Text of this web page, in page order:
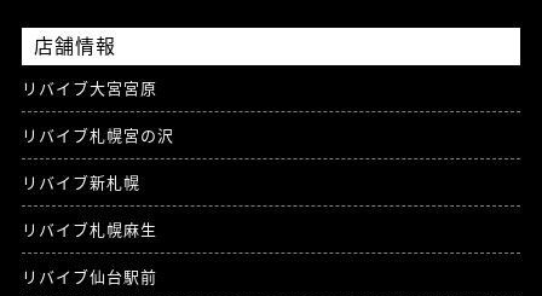
店舗情報
リバイブ大宮宮原
リバイブ札幌宮の沢
リバイブ新札幌
リバイブ札幌麻生
リバイブ仙台駅前